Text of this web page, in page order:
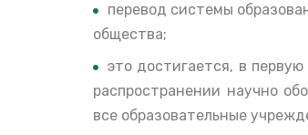
перевод системы
общества;
это достигается, в
распространении научно
все образовательные